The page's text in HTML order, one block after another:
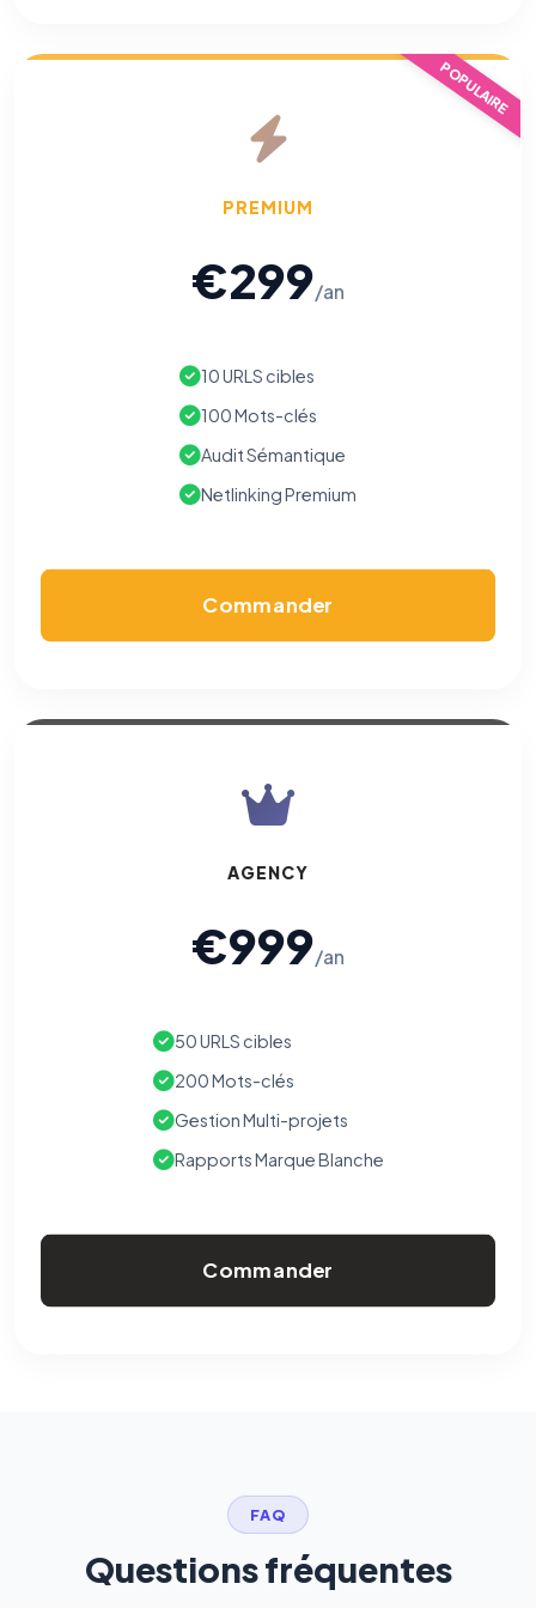
POPULAIRE
PREMIUM
€299/an
10 URLS cibles
100 Mots-clés
Audit Sémantique
Netlinking Premium
Commander
AGENCY
€999/an
50 URLS cibles
200 Mots-clés
Gestion Multi-projets
Rapports Marque Blanche
Commander
FAQ
Questions fréquentes